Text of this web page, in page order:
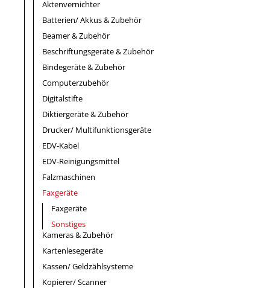
Aktenvernichter
Batterien/ Akkus & Zubehör
Beamer & Zubehör
Beschriftungsgeräte & Zubehör
Bindegeräte & Zubehör
Computerzubehör
Digitalstifte
Diktiergeräte & Zubehör
Drucker/ Multifunktionsgeräte
EDV-Kabel
EDV-Reinigungsmittel
Falzmaschinen
Faxgeräte
Faxgeräte
Sonstiges
Kameras & Zubehör
Kartenlesegeräte
Kassen/ Geldzählsysteme
Kopierer/ Scanner